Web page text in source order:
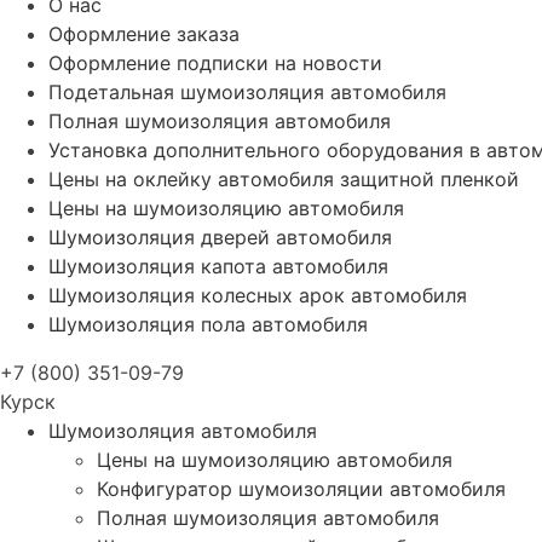
Оформление заказа
Оформление подписки на новости
Подетальная шумоизоляция автомобиля
Полная шумоизоляция автомобиля
Установка дополнительного оборудования в
Цены на оклейку автомобиля защитной пленкой
Цены на шумоизоляцию автомобиля
Шумоизоляция дверей автомобиля
Шумоизоляция капота автомобиля
Шумоизоляция колесных арок автомобиля
Шумоизоляция пола автомобиля
+7 (800) 351-09-79
Курск
Шумоизоляция автомобиля
Цены на шумоизоляцию автомобиля
Конфигуратор шумоизоляции автомобиля
Полная шумоизоляция автомобиля